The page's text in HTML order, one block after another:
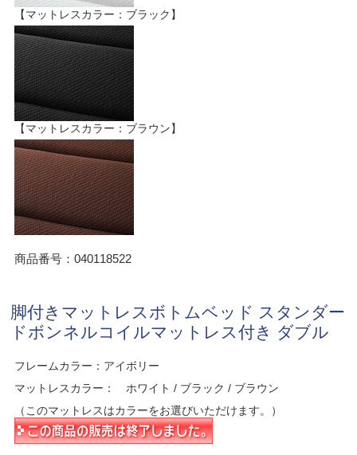
【マットレスカラー：ブラック】
【マットレスカラー：ブラウン】
商品番号：040118522
脚付きマットレスボトムベッド スタンダー
ドボンネルコイルマットレス付き ダブル
フレームカラー：アイボリー
マットレスカラー： ホワイト / ブラック / ブラウン
（このマットレスはカラーをお選びいただけます。）